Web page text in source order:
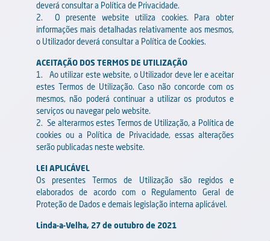
deverá consultar a Política de Privacidade.
2. O presente website utiliza cookies. Para obter
informações mais detalhadas relativamente aos mesmos,
o Utilizador deverá consultar a Política de Cookies.
ACEITAÇÃO DOS TERMOS DE UTILIZAÇÃO
1. Ao utilizar este website, o Utilizador deve ler e aceitar
estes Termos de Utilização. Caso não concorde com os
mesmos, não poderá continuar a utilizar os produtos e
serviços ou navegar pelo website.
2. Se alterarmos estes Termos de Utilização, a Política de
cookies ou a Política de Privacidade, essas alterações
serão publicadas neste website.
LEI APLICÁVEL
Os presentes Termos de Utilização são regidos e
elaborados de acordo com o Regulamento Geral de
Proteção de Dados e demais legislação interna aplicável.
Linda-a-Velha, 27 de outubro de 2021